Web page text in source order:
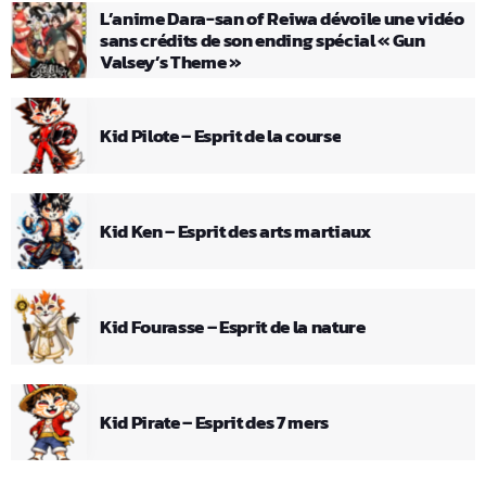
L’anime Dara-san of Reiwa dévoile une vidéo
sans crédits de son ending spécial « Gun
Valsey’s Theme »
Kid Pilote – Esprit de la course
Kid Ken – Esprit des arts martiaux
Kid Fourasse – Esprit de la nature
Kid Pirate – Esprit des 7 mers